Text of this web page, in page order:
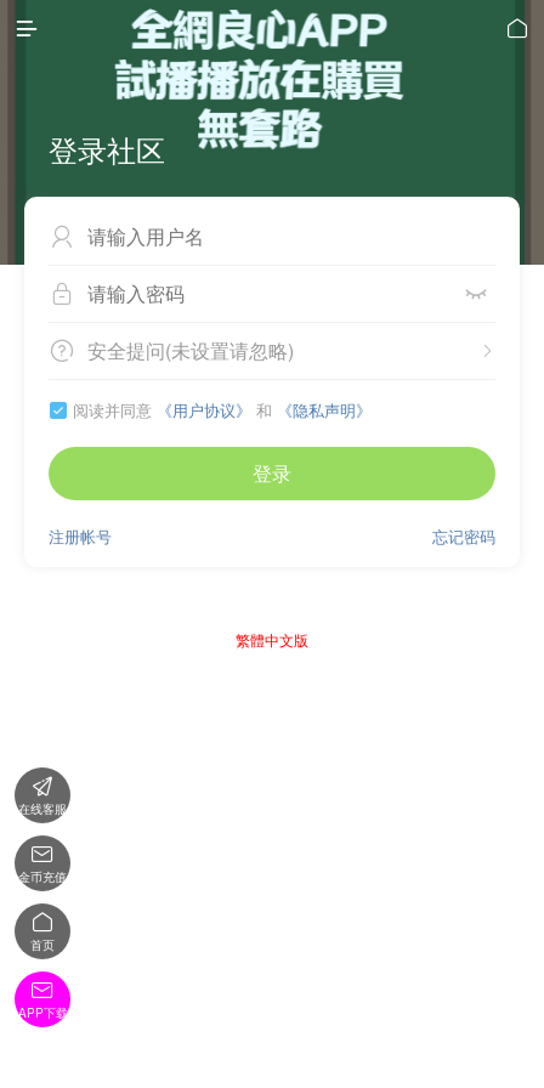
 
登录社区

 
 
安全提问(未设置请忽略)
 阅读并同意 《用户协议》 和 《隐私声明》
登录
忘记密码
注册帐号
繁體中文版

在线客服

金币充值

首页

APP下载